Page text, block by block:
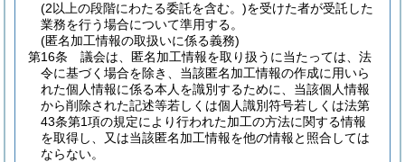
(2以上の段階にわたる委託を含む。)を受けた者が受託した
業務を行う場合について準用する。
(匿名加工情報の取扱いに係る義務)
第16条
議会は、匿名加工情報を取り扱うに当たっては、法
令に基づく場合を除き、当該匿名加工情報の作成に用いら
れた個人情報に係る本人を識別するために、当該個人情報
から削除された記述等若しくは個人識別符号若しくは法第
43条第1項の規定により行われた加工の方法に関する情報
を取得し、又は当該匿名加工情報を他の情報と照合しては
ならない。